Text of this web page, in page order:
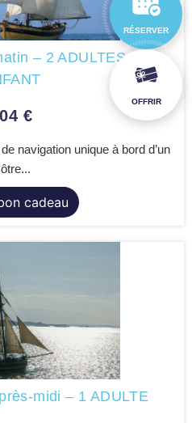
– 2 ADULTES / 1
€
navigation unique à bord d’un
cadeau
midi – 1 ADULTE
RÉSERVER
OFFRIR